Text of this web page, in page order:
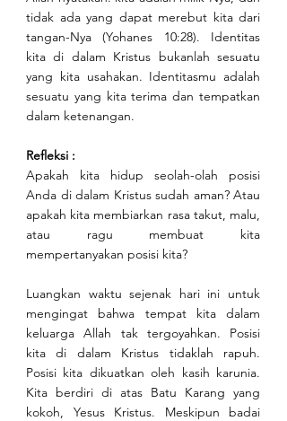
tidak ada yang dapat merebut kita dari
tangan-Nya (Yohanes 10:28). Identitas
kita di dalam Kristus bukanlah sesuatu
yang kita usahakan. Identitasmu adalah
sesuatu yang kita terima dan tempatkan
dalam ketenangan.
Refleksi :
Apakah kita hidup seolah-olah posisi
Anda di dalam Kristus sudah aman? Atau
apakah kita membiarkan rasa takut, malu,
atau ragu membuat kita
mempertanyakan posisi kita?
Luangkan waktu sejenak hari ini untuk
mengingat bahwa tempat kita dalam
keluarga Allah tak tergoyahkan. Posisi
kita di dalam Kristus tidaklah rapuh.
Posisi kita dikuatkan oleh kasih karunia.
Kita berdiri di atas Batu Karang yang
kokoh, Yesus Kristus. Meskipun badai